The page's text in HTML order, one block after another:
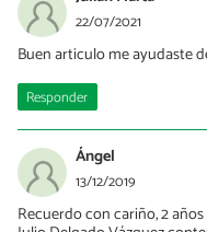
22/07/2021
Buen articulo me ayudaste
Responder
Ángel
13/12/2019
Recuerdo con cariño, 2